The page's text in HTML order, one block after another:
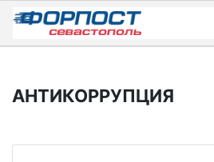
Skip
content
АНТИКОРРУПЦИЯ